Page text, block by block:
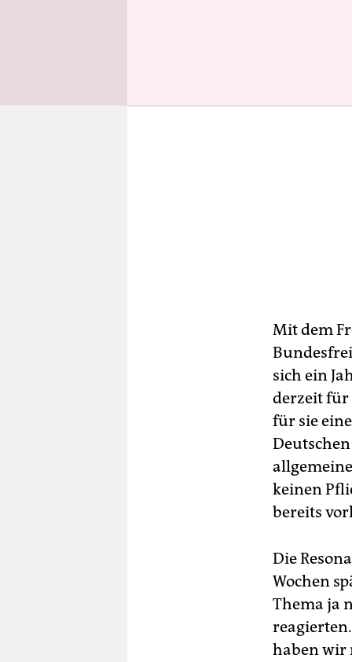
Mit dem
sich ein
derzeit für
für sie
keinen
bereits
Die
Wochen
Thema ja
haben wir